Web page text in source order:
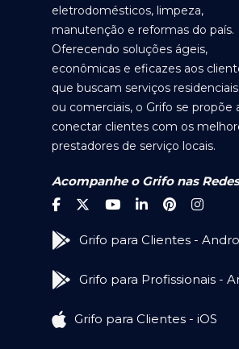
eletrodomésticos, limpeza,
manutenção e reformas do país.
Oferecendo soluções ágeis,
econômicas e eficazes aos
que buscam serviços residenciais
ou comerciais, o Grifo se propõe
conectar clientes com os
prestadores de serviço locais.
Acompanhe o Grifo nas
Grifo para Clientes -
Grifo para Profissionais -
Grifo para Clientes - iOS